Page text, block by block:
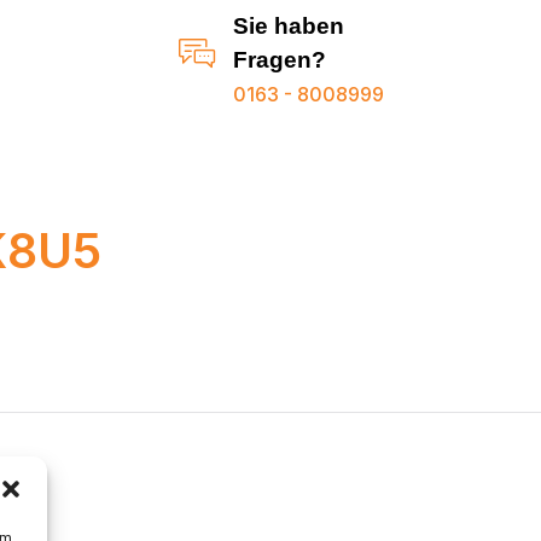
Sie haben
Fragen?
0163 - 8008999